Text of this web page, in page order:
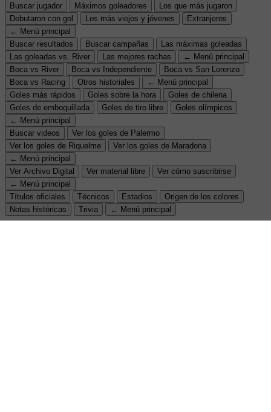
Buscar jugador
Máximos goleadores
Los que más jugaron
Debutaron con gol
Los más viejos y jóvenes
Extranjeros
← Menú principal
Buscar resultados
Buscar campañas
Las máximas goleadas
Las goleadas vs. River
Las mejores rachas
← Menú principal
Boca vs River
Boca vs Independiente
Boca vs San Lorenzo
Boca vs Racing
Otros historiales
← Menú principal
Goles más rápidos
Goles sobre la hora
Goles de chilena
Goles de emboquillada
Goles de tiro libre
Goles olímpicos
← Menú principal
Buscar videos
Ver los goles de Palermo
Ver los goles de Riquelme
Ver los goles de Maradona
← Menú principal
Ver Archivo Digital
Ver material libre
Ver cómo suscribirse
← Menú principal
Títulos oficiales
Técnicos Estadios
Origen de los colores
Notas históricas
Trivia ← Menú principal